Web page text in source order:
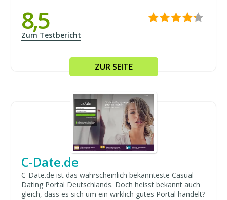
8,5
Zum Testbericht
ZUR SEITE
C-Date.de
C-Date.de ist das wahrscheinlich bekannteste Casual
Dating Portal Deutschlands. Doch heisst bekannt auch
gleich, dass es sich um ein wirklich gutes Portal handelt?